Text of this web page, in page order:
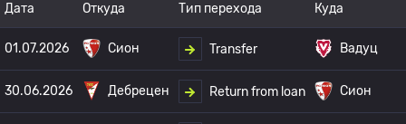
Дата Откуда Тип перехода Куда
01.07.2026 Сион Transfer Вадуц
30.06.2026 Дебрецен Return from loan Сион